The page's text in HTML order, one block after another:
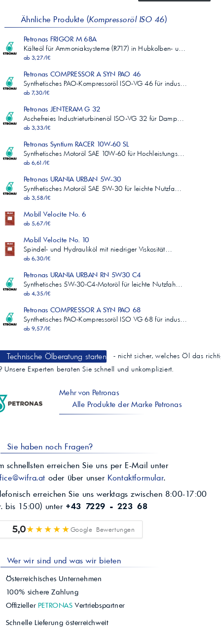
Ähnliche Produkte (Kompressoröl ISO 46)
Petronas FRIGOR M 68A
Kälteöl für Ammoniaksysteme (R717) in Hubkolben- u…
ab 3,27/l€
Petronas COMPRESSOR A SYN PAO 46
Synthetisches PAO-Kompressoröl ISO-VG 46 für indus…
ab 7,30/l€
Petronas JENTERAM G 32
Aschefreies Industrieturbinenöl ISO‑VG 32 für Damp…
ab 3,33/l€
Petronas Syntium RACER 10W-60 SL
Synthetisches Motoröl SAE 10W-60 für Hochleistungs…
ab 6,61/l€
Petronas URANIA URBAN 5W-30
Synthetisches Motoröl SAE 5W-30 für leichte Nutzfa…
ab 3,58/l€
Mobil Velocite No. 6
ab 5,67/l€
Mobil Velocite No. 10
Spindel- und Hydrauliköl mit niedriger Viskosität…
ab 6,30/l€
Petronas URANIA URBAN RN 5W30 C4
Synthetisches 5W-30-C4-Motoröl für leichte Nutzfah…
ab 4,35/l€
Petronas COMPRESSOR A SYN PAO 68
Synthetisches PAO-Kompressoröl ISO VG 68 für indus…
ab 9,57/l€
Technische Ölberatung starten
- nicht sicher, welches Öl das
Unsere Experten beraten Sie schnell und unkompliziert.
Mehr von Petronas
Alle Produkte der Marke Petronas
Sie haben noch Fragen?
schnellsten erreichen Sie uns per E-Mail unter
oder über unser Kontaktformular.
erreichen Sie uns werktags zwischen 8:00-17:00
bis 15:00) unter +43 7229 - 223 68
5,0★★★★★Google Bewertungen
Wer wir sind und was wir bieten
Österreichisches Unternehmen
100% sichere Zahlung
Offizieller PETRONAS Vertriebspartner
Schnelle Lieferung österreichweit